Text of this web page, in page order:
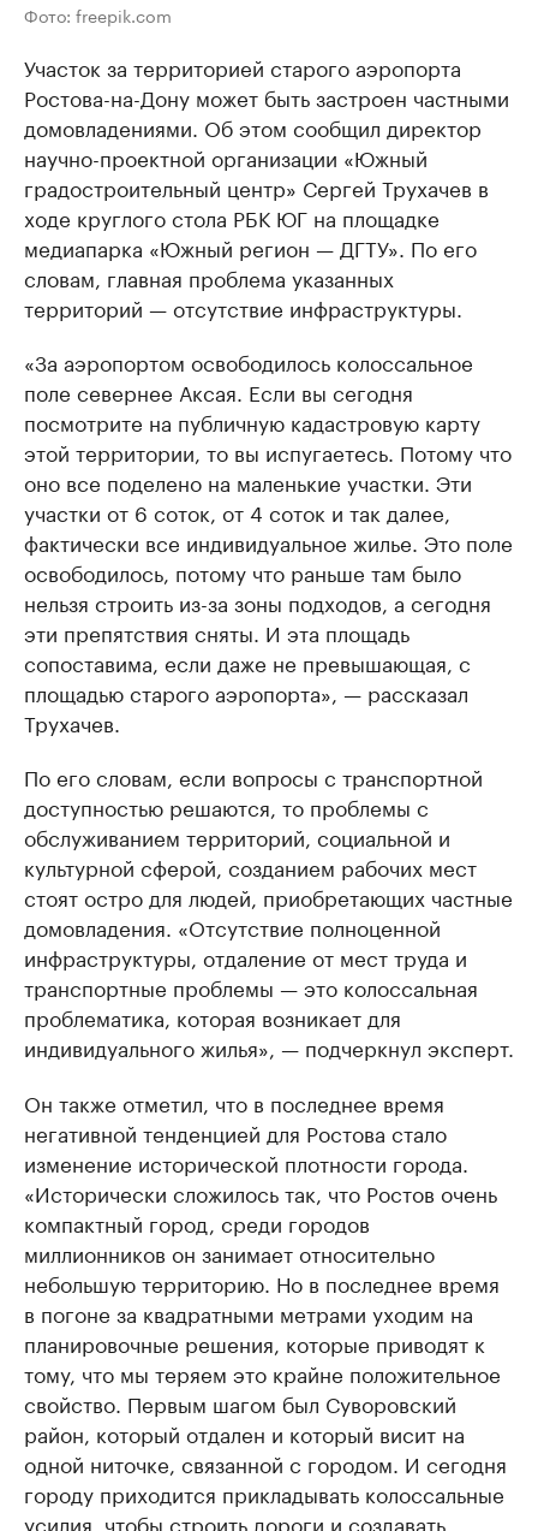
Фото: freepik.com
Участок за территорией старого аэропорта
Ростова-на-Дону может быть застроен частными
домовладениями. Об этом сообщил директор
научно-проектной организации «Южный
градостроительный центр» Сергей Трухачев в
ходе круглого стола РБК ЮГ на площадке
медиапарка «Южный регион — ДГТУ». По его
словам, главная проблема указанных
территорий — отсутствие инфраструктуры.
«За аэропортом освободилось колоссальное
поле севернее Аксая. Если вы сегодня
посмотрите на публичную кадастровую карту
этой территории, то вы испугаетесь. Потому что
оно все поделено на маленькие участки. Эти
участки от 6 соток, от 4 соток и так далее,
фактически все индивидуальное жилье. Это поле
освободилось, потому что раньше там было
нельзя строить из-за зоны подходов, а сегодня
эти препятствия сняты. И эта площадь
сопоставима, если даже не превышающая, с
площадью старого аэропорта», — рассказал
Трухачев.
По его словам, если вопросы с транспортной
доступностью решаются, то проблемы с
обслуживанием территорий, социальной и
культурной сферой, созданием рабочих мест
стоят остро для людей, приобретающих частные
домовладения. «Отсутствие полноценной
инфраструктуры, отдаление от мест труда и
транспортные проблемы — это колоссальная
проблематика, которая возникает для
индивидуального жилья», — подчеркнул эксперт.
Он также отметил, что в последнее время
негативной тенденцией для Ростова стало
изменение исторической плотности города.
«Исторически сложилось так, что Ростов очень
компактный город, среди городов
миллионников он занимает относительно
небольшую территорию. Но в последнее время
в погоне за квадратными метрами уходим на
планировочные решения, которые приводят к
тому, что мы теряем это крайне положительное
свойство. Первым шагом был Суворовский
район, который отдален и который висит на
одной ниточке, связанной с городом. И сегодня
городу приходится прикладывать колоссальные
усилия, чтобы строить дороги и создавать